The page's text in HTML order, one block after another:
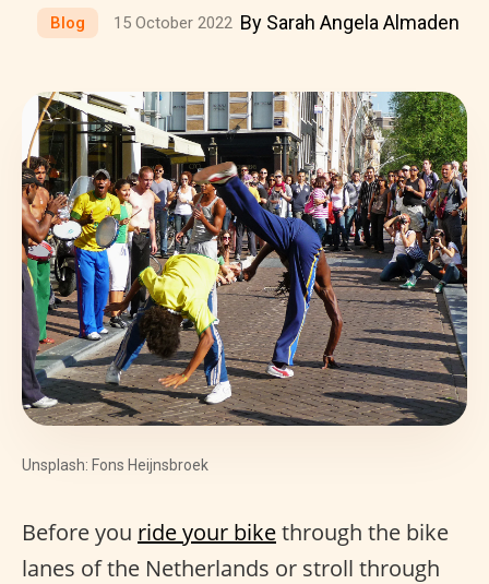
Blog 15 October 2022 By Sarah Angela Almaden
Unsplash: Fons Heijnsbroek
Before you ride your bikethrough the bike
lanes of the Netherlands or stroll through